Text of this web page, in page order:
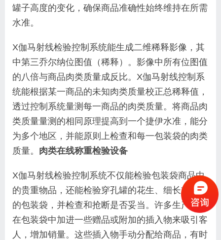
罐子高度的变化，确保商品准确性始终维持在所需
水准。
X伽马射线检验控制系统能生成二维稀释影像，其
中第三乔尔纳位图值（稀释）。影像中所有位图值
的八倍与商品肉类质量成反比。X伽马射线控制系
统能根据某一商品的未知肉类质量校正总稀释值，
透过控制系统量测每一商品的肉类质量。将商品肉
类质量量测的相同原理提高到一个捷伊水准，能分
为多个地区，并能原则上检查和每一包装袋的肉类
质量。 肉类在线称重检验设备
X伽马射线检验控制系统不仅能检验包装袋商品中
的贵重物品，还能检验穿孔罐的花生、细长或形变
的包装袋，并检查和抢断是否妥当。许多生产商会
在包装袋中加进一些赠品或附加的插入物来吸引客
人，增加销量。这些插入物手动分配给商品，有时